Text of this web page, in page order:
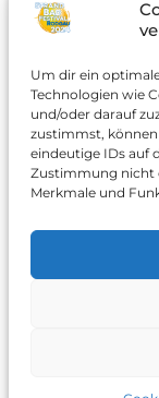
Um dir ein
Technologien wie
und/oder darauf
zustimmst,
eindeutige IDs auf
Zustimmung nicht
Merkmale und